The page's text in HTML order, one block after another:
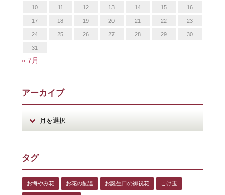
10 11 12 13 14 15 16
17 18 19 20 21 22 23
24 25 26 27 28 29 30
31
« 7月
アーカイブ
タグ
お悔やみ花 お花の配達 お誕生日の御祝花 こけ玉